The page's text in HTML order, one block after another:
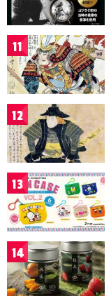
11
12
13
14